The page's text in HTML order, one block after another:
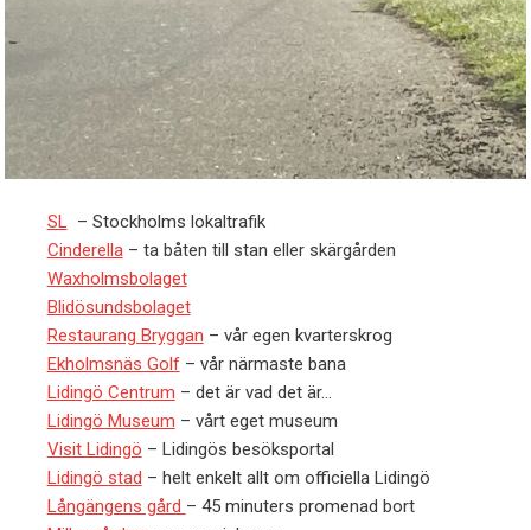
SL– Stockholms lokaltrafik
Cinderella– ta båten till stan eller skärgården
Waxholmsbolaget
Blidösundsbolaget
Restaurang Bryggan – vår egen kvarterskrog
Ekholmsnäs Golf– vår närmaste bana
Lidingö Centrum – det är vad det är…
Lidingö Museum – vårt eget museum
Visit Lidingö – Lidingös besöksportal
Lidingö stad – helt enkelt allt om officiella Lidingö
Långängens gård – 45 minuters promenad bort